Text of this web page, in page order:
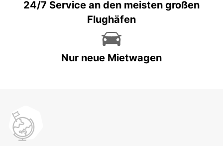
24/7 Service an den meisten großen
Flughäfen
Nur neue Mietwagen